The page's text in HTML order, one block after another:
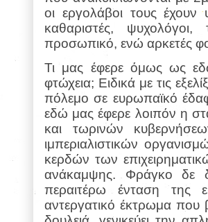
οι εργολάβοι τους έχουν
καθαριστές, ψυχολόγοι,
προσωπικό, ενώ αρκετές
Τι μας έφερε όμως ως
φτώχεια; Ειδικά με τις
πόλεμο σε ευρωπαϊκό
εδώ μας έφερε λοιπόν η
και τωρινών
ιμπεριαλιστικών
κερδών των
ανάκαμψης. Φράγκο δε
περαιτέρω ένταση της
αντεργατικό έκτρωμα